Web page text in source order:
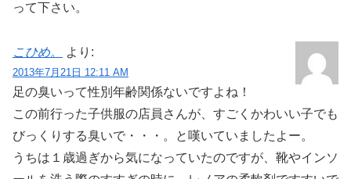
って下さい。
こひめ。 より:
2013年7月21日 12:11 AM
足の臭いって性別年齢関係ないですよね！
この前行った子供服の店員さんが、すごくかわいい子でも
びっくりする臭いで・・・。と嘆いていましたよー。
うちは１歳過ぎから気になっていたのですが、靴やインソ